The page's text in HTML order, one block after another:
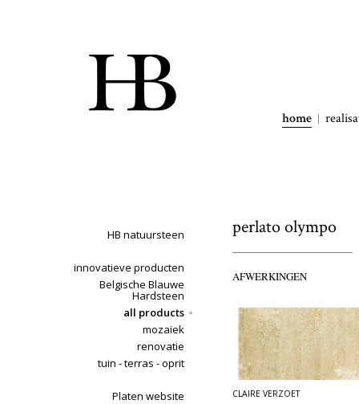
home
HB natuursteen
innovatieve producten
Belgische Blauwe
Hardsteen
all products
mozaïek
renovatie
tuin - terras - oprit
Platen website
perlato olympo
AFWERKINGEN
CLAIRE VERZOET